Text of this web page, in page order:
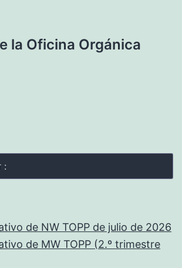
la Oficina Orgánica
:
de NW TOPP de julio de 2026
de MW TOPP (2.º trimestre